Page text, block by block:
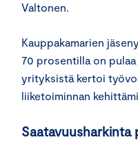
Valtonen.
Kauppakamarien
70 prosentilla on
yrityksistä kertoi
liiketoiminnan
Saatavuusharkinta